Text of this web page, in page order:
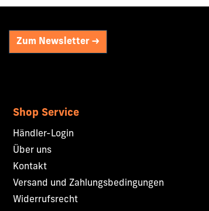
Zum Newsletter ->
Shop Service
Händler-Login
Über uns
Kontakt
Versand und Zahlungsbedingungen
Widerrufsrecht